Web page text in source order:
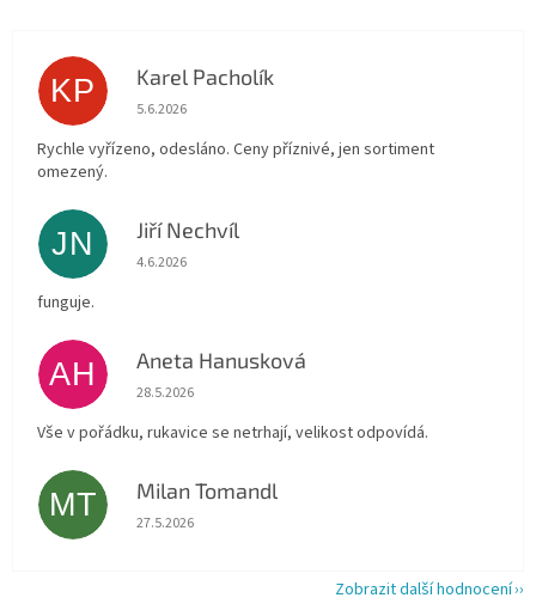
KP Karel Pacholík
Hodnocení obchodu je 4 z 5 hvězdiček.
5.6.2026
Rychle vyřízeno, odesláno. Ceny příznivé, jen sortiment
omezený.
JN Jiří Nechvíl
Hodnocení obchodu je 5 z 5 hvězdiček.
4.6.2026
funguje.
AH Aneta Hanusková
Hodnocení obchodu je 5 z 5 hvězdiček.
28.5.2026
Vše v pořádku, rukavice se netrhají, velikost odpovídá.
MT Milan Tomandl
Hodnocení obchodu je 5 z 5 hvězdiček.
27.5.2026
Zobrazit další hodnocení